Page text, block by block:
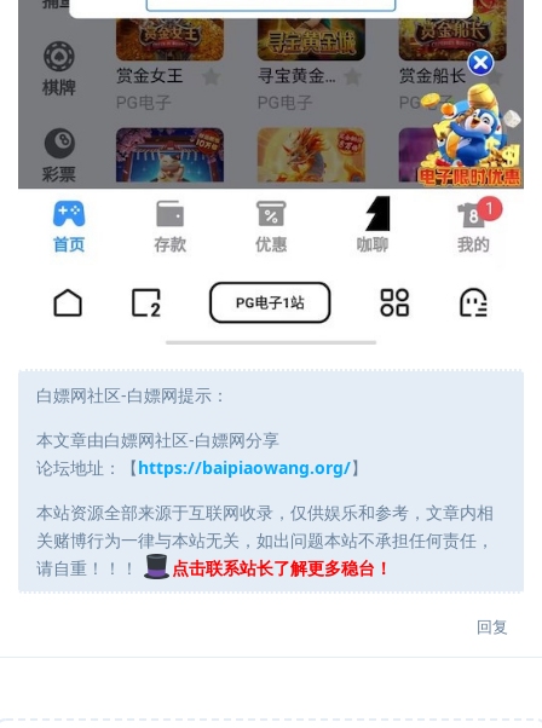
白嫖网社区-白嫖网提示：
本文章由白嫖网社区-白嫖网分享
论坛地址：【https://baipiaowang.org/】
本站资源全部来源于互联网收录，仅供娱乐和参考，文章内相
关赌博行为一律与本站无关，如出问题本站不承担任何责任，
请自重！！！
点击联系站长了解更多稳台！
回复